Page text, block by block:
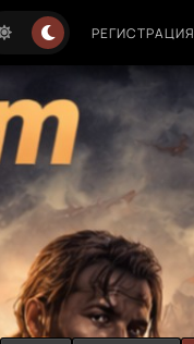
РЕГИСТРАЦИЯ